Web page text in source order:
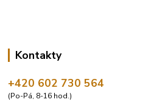
Kontakty
+420 602 730 564
(Po-Pá, 8-16 hod.)